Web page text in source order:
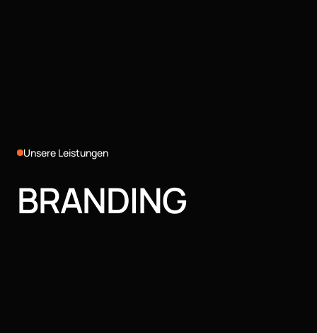
Unsere Leistungen
BRANDING